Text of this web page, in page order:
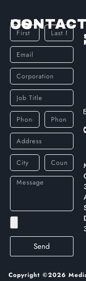
CONTACT US
Send
Copyright ©2026